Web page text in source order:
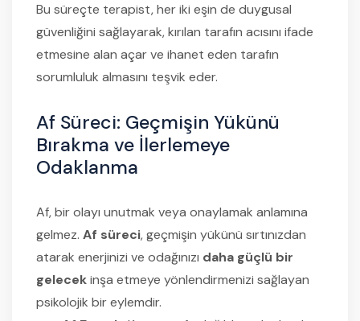
Bu süreçte terapist, her iki eşin de duygusal
güvenliğini sağlayarak, kırılan tarafın acısını ifade
etmesine alan açar ve ihanet eden tarafın
sorumluluk almasını teşvik eder.
Af Süreci: Geçmişin Yükünü
Bırakma ve İlerlemeye
Odaklanma
Af, bir olayı unutmak veya onaylamak anlamına
gelmez. Af süreci, geçmişin yükünü sırtınızdan
atarak enerjinizi ve odağınızı daha güçlü bir
gelecekinşa etmeye yönlendirmenizi sağlayan
psikolojik bir eylemdir.